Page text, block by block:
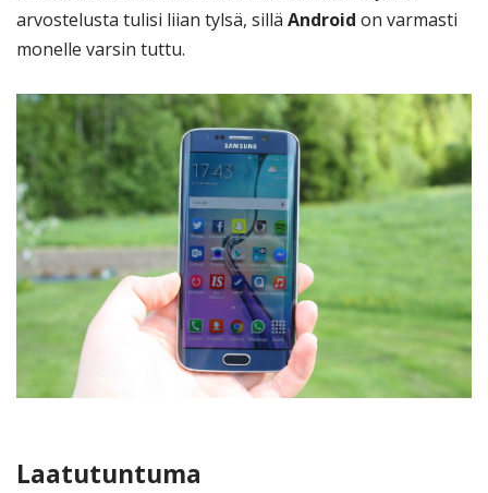
arvostelusta tulisi liian tylsä, sillä Android on varmasti
monelle varsin tuttu.
Laatutuntuma